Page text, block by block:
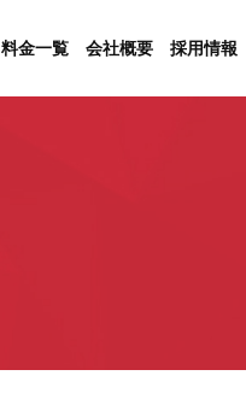
料金一覧 会社概要 採用情報